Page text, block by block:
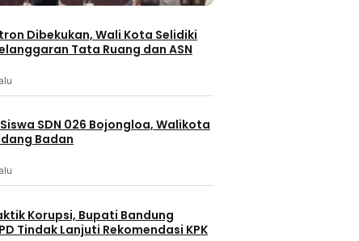
Health & Fitness
Nasional
Dibekukan, Wali Kota Selidiki
Tata Ruang dan ASN
SDN 026 Bojongloa, Walikota
Badan
Korupsi, Bupati Bandung
Tindak Lanjuti Rekomendasi KPK